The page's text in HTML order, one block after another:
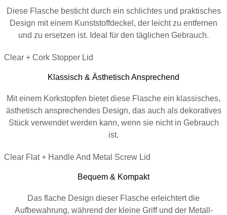
Diese Flasche besticht durch ein schlichtes und praktisches
Design mit einem Kunststoffdeckel, der leicht zu entfernen
und zu ersetzen ist. Ideal für den täglichen Gebrauch.
Clear + Cork Stopper Lid
Klassisch & Ästhetisch Ansprechend
Mit einem Korkstopfen bietet diese Flasche ein klassisches,
ästhetisch ansprechendes Design, das auch als dekoratives
Stück verwendet werden kann, wenn sie nicht in Gebrauch
ist.
Clear Flat + Handle And Metal Screw Lid
Bequem & Kompakt
Das flache Design dieser Flasche erleichtert die
Aufbewahrung, während der kleine Griff und der Metall-